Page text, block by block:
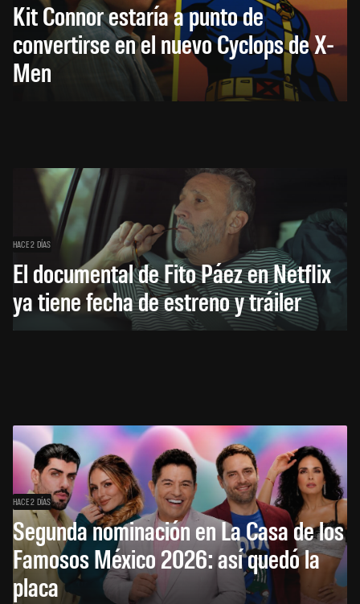
Kit Connor estaría a punto de
convertirse en el nuevo Cyclops de X-
Men
HACE 2 DÍAS
El documental de Fito Páez en Netflix
ya tiene fecha de estreno y tráiler
HACE 2 DÍAS
Segunda nominación en La Casa de los
Famosos México 2026: así quedó la
placa